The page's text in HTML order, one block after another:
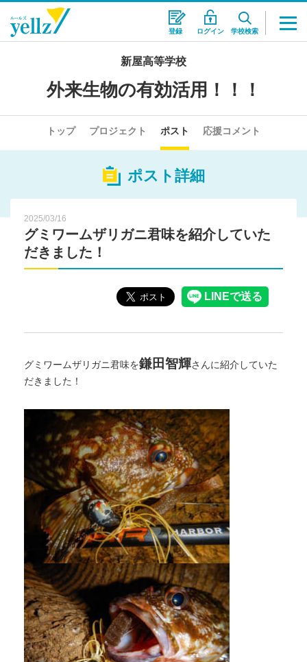
登録 ログイン 学校検索
新屋高等学校
外来生物の有効活用！！！
トップ プロジェクト ポスト 応援コメント
ポスト詳細
2025/03/16
グミワームザリガニ君味を紹介していた
だきました！
グミワームザリガニ君味を鎌田智輝さんに紹介していた
だきました！